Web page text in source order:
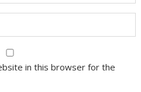
in this browser for the